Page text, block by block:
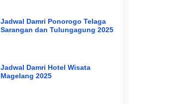
Jadwal Damri Ponorogo Telaga
Sarangan dan Tulungagung 2025
Jadwal Damri Hotel Wisata
Magelang 2025